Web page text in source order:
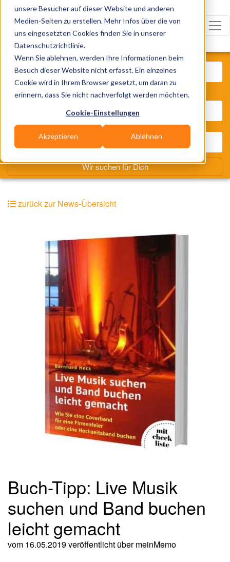
unsere Besucher auf dieser Website und anderen
Medien-Seiten zu erstellen. Mehr Infos über die von
uns eingesetzten Cookies finden Sie in unserer
Datenschutzrichtlinie.
Wenn Sie ablehnen, werden Ihre Informationen beim
Besuch dieser Website nicht erfasst. Ein einzelnes
Cookie wird in Ihrem Browser gesetzt, um daran zu
erinnern, dass Sie nicht nachverfolgt werden möchten.
Cookie-Einstellungen
Akzeptieren Ablehnen
zurück zur News-Übersicht
Buch-Tipp: Live Musik
suchen und Band buchen
leicht gemacht
vom 16.05.2019veröffentlicht übermeinMemo
Was? Künstler, Zelte, Bands,
Wo? Stadt, PLZ, Ort
Wir suchen für Dich